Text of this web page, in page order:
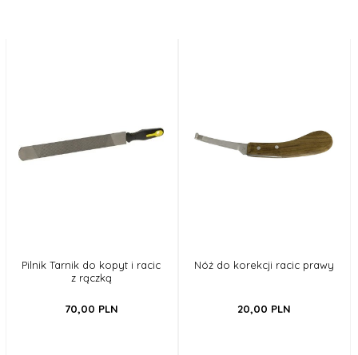
Pilnik Tarnik do kopyt i racic
z rączką
70,00 PLN
Nóż do korekcji racic prawy
20,00 PLN